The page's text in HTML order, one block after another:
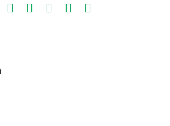
RedditWhatsapp
TumblrPinterest
Vk